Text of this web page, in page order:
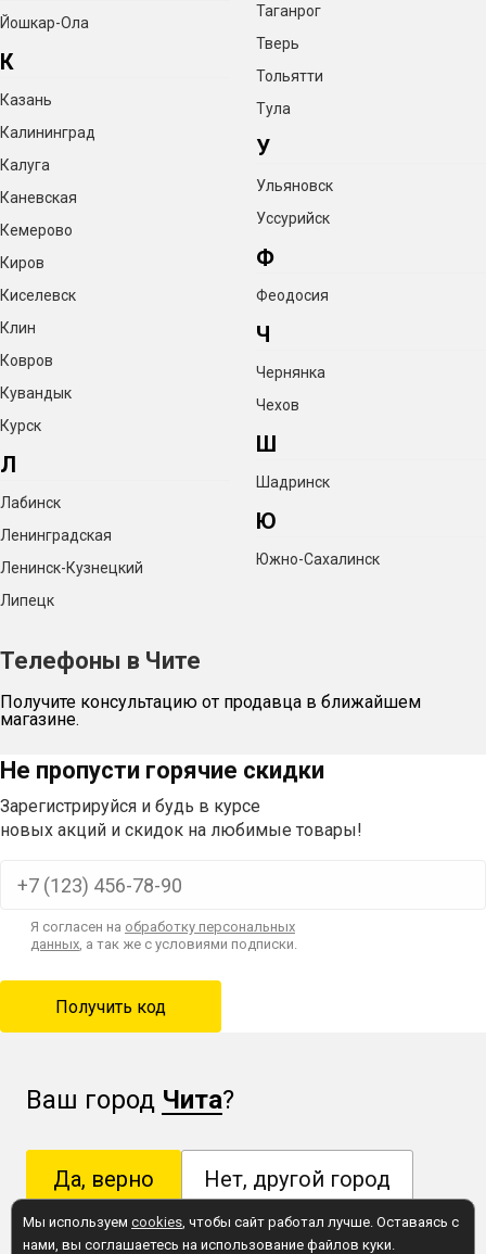
Мы используем cookies, чтобы сайт работал лучше. Оставаясь с
нами, вы соглашаетесь на использование файлов куки.
Йошкар-Ола
К
Казань
Калининград
Калуга
Каневская
Кемерово
Киров
Киселевск
Клин
Ковров
Кувандык
Курск
Л
Лабинск
Ленинградская
Ленинск-Кузнецкий
Липецк
Таганрог
Тверь
Тольятти
Тула
У
Ульяновск
Уссурийск
Ф
Феодосия
Ч
Чернянка
Чехов
Ш
Шадринск
Ю
Южно-Сахалинск
Телефоны в Чите
Получите консультацию от продавца в ближайшем
магазине.
Не пропусти горячие скидки
Зарегистрируйся и будь в курсе
новых акций и скидок на любимые товары!
Я согласен на обработку персональных
данных, а так же с условиями подписки.
Ваш город Чита?
Да, верно Нет, другой город